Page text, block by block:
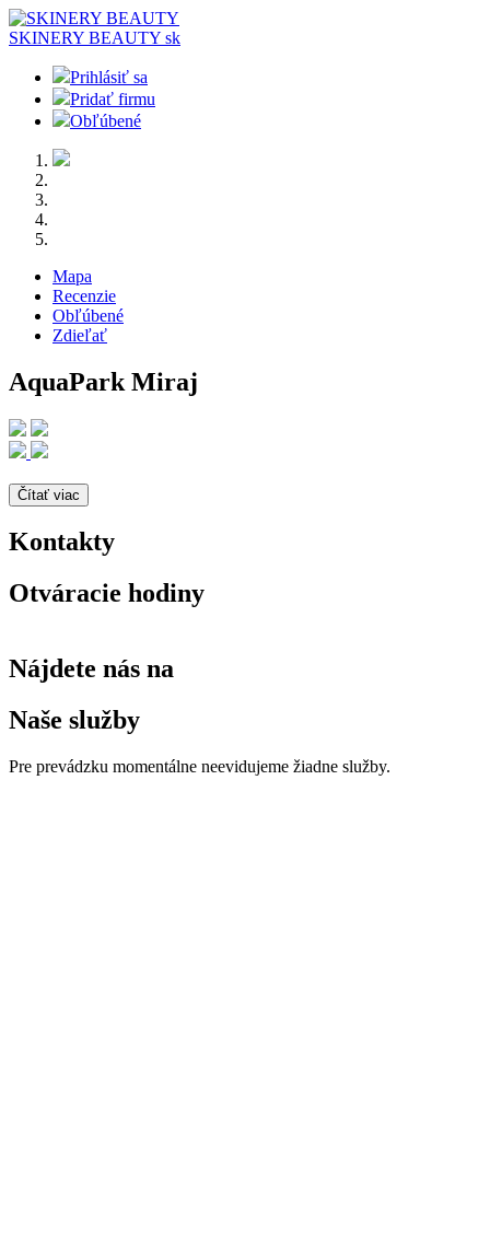
SKINERY BEAUTY sk
Prihlásiť sa
Pridať firmu
Obľúbené
Mapa
Recenzie
Obľúbené
Zdieľať
AquaPark Miraj
Čítať viac
Kontakty
Otváracie hodiny
Nájdete nás na
Naše služby
Pre prevádzku momentálne neevidujeme žiadne služby.